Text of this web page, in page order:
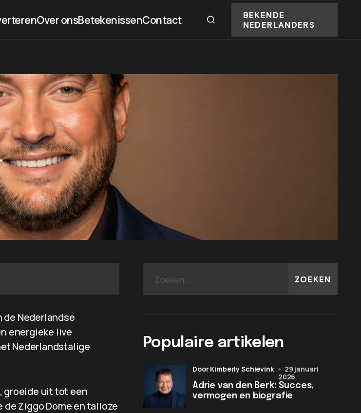
Over onsBetekenissenContact
BEKENDE
NEDERLANDERS
de Nederlandse
energieke live
Nederlandstalige
groeide uit tot een
Ziggo Dome en talloze
ZOEKEN
Populaire artikelen
Adrie van den Berk: Succes,
vermogen en biografie
door Kimberly Schievink
29 januari
2026